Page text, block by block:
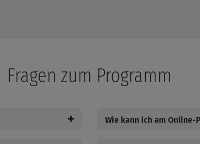
Fragen zum Programm
✚ Wie kann ich am Online-